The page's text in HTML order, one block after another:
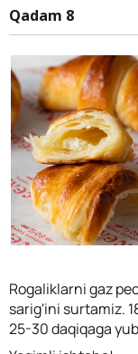
Qadam 8
Rogaliklarni gaz
sarig'ini surtamiz.
25-30 daqiqaga